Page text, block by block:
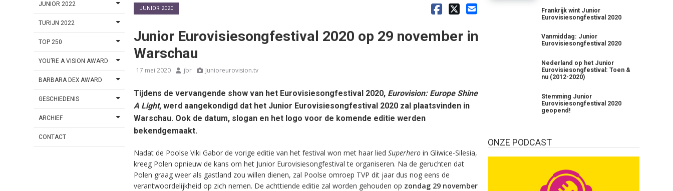
JUNIOR 2022
TURIJN 2022
TOP 250
YOU’RE A VISION AWARD
BARBARA DEX AWARD
GESCHIEDENIS
ARCHIEF
CONTACT
JUNIOR 2020
Junior Eurovisiesongfestival 2020 op 29 november in
Warschau
17 mei 2020 jbr Junioreurovision.tv
Tijdens de vervangende show van het Eurovisiesongfestival 2020, Eurovision: Europe Shine
A Light, werd aangekondigd dat het Junior Eurovisiesongfestival 2020 zal plaatsvinden in
Warschau. Ook de datum, slogan en het logo voor de komende editie werden
bekendgemaakt.
Nadat de Poolse Viki Gabor de vorige editie van het festival won met haar lied Superheroin Gliwice-Silesia,
kreeg Polen opnieuw de kans om het Junior Eurovisiesongfestival te organiseren. Na de geruchten dat
Polen graag weer als gastland zou willen dienen, zal Poolse omroep TVP dit jaar dus nog eens de
verantwoordelijkheid op zich nemen. De achttiende editie zal worden gehouden op zondag 29 november
Frankrijk wint Junior
Eurovisiesongfestival 2020
Vanmiddag: Junior
Eurovisiesongfestival 2020
Nederland op het Junior
Eurovisiesongfestival: Toen &
nu (2012-2020)
Stemming Junior
Eurovisiesongfestival 2020
geopend!
ONZE PODCAST